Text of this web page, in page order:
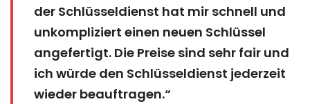
der Schlüsseldienst hat mir schnell und
unkompliziert einen neuen Schlüssel
angefertigt. Die Preise sind sehr fair und
ich würde den Schlüsseldienst jederzeit
wieder beauftragen.“